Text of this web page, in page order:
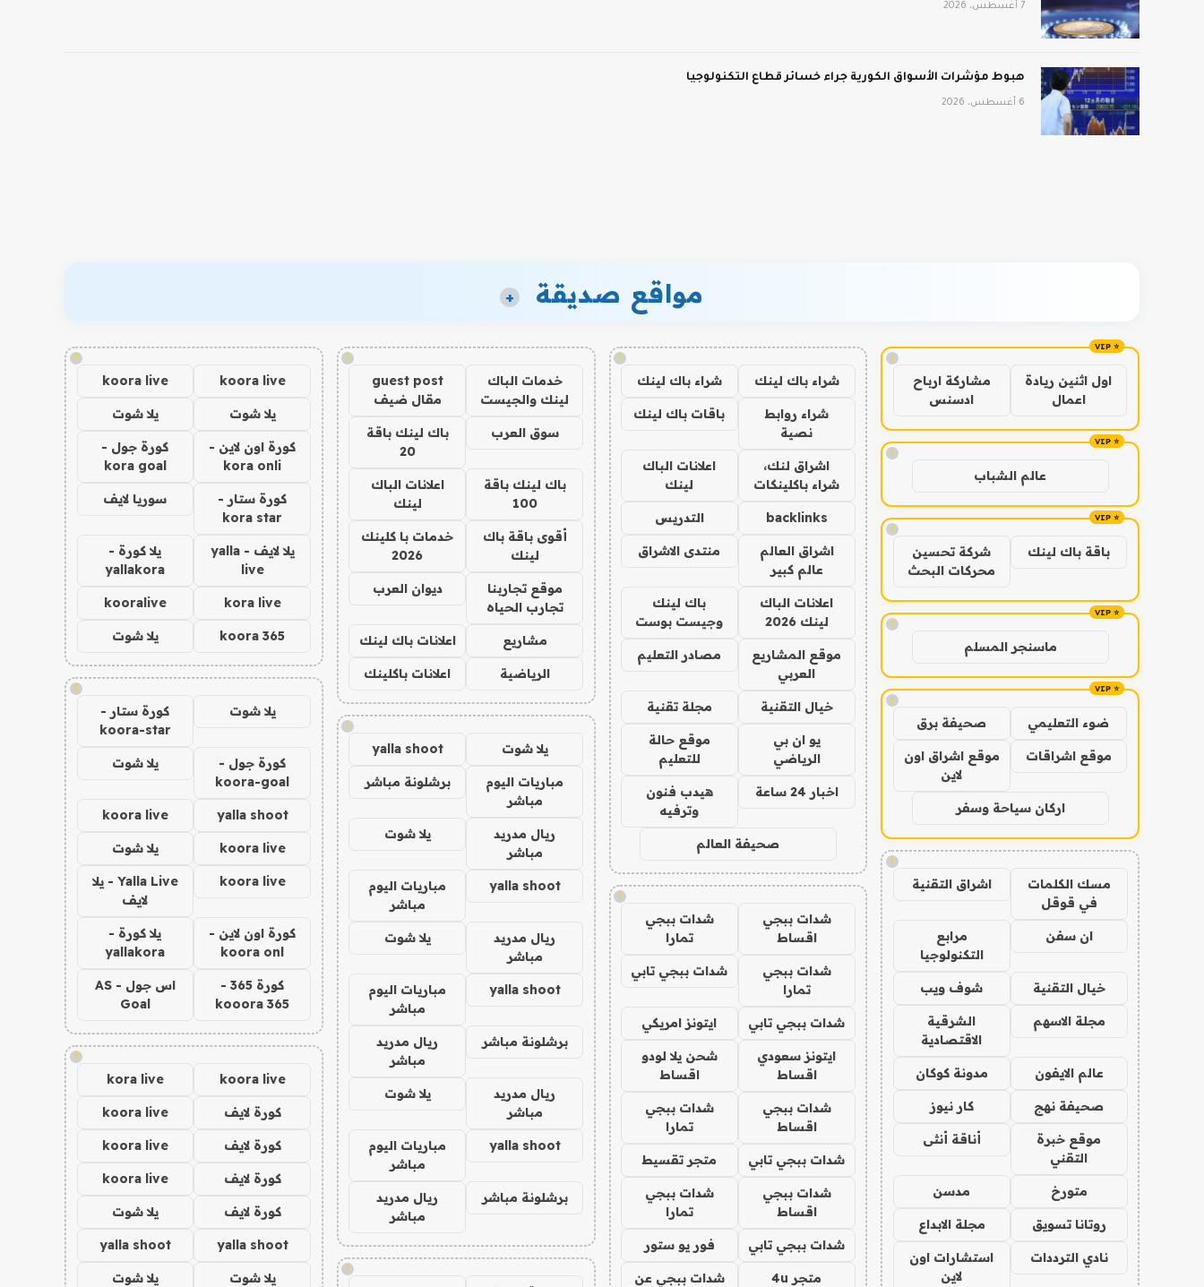
7 أغسطس، 2026
هبوط مؤشرات الأسواق الكورية جراء خسائر قطاع التكنولوجيا
6 أغسطس، 2026
مواقع صديقة +
!
اول اثنين ريادة
اعمال
مشاركة ارباح
ادسنس
!
عالم الشباب
!
باقة باك لينك
شركة تحسين
محركات البحث
!
ماسنجر المسلم
!
ضوء التعليمي صحيفة برق
موقع اشراقات
موقع اشراق اون
لاين
اركان سياحة وسفر
!
مسك الكلمات
في قوقل
اشراق التقنية
ان سفن
مرابع
التكنولوجيا
خيال التقنية شوف ويب
مجلة الاسهم
الشرقية
الاقتصادية
عالم الايفون مدونة كوكان
صحيفة نهج كار نيوز
موقع خبرة
التقني
أناقة أنثى
متورخ مدسن
روتانا تسويق مجلة الابداع
نادي الترددات
استشارات اون
لاين
!
شراء باك لينك شراء باك لينك
شراء روابط
نصية
باقات باك لينك
اشراق لنك،
شراء باكلينكات
اعلانات الباك
لينك
backlinks التدريس
اشراق العالم
عالم كبير
منتدى الاشراق
اعلانات الباك
لينك 2026
باك لينك
وجيست بوست
موقع المشاريع
العربي
مصادر التعليم
خيال التقنية مجلة تقنية
يو ان بي
الرياضي
موقع حالة
للتعليم
اخبار 24 ساعة
هيدب فنون
وترفيه
صحيفة العالم
!
شدات ببجي
اقساط
شدات ببجي
تمارا
شدات ببجي
تمارا
شدات ببجي تابي
شدات ببجي تابي ايتونز امريكي
ايتونز سعودي
اقساط
شحن يلا لودو
اقساط
شدات ببجي
اقساط
شدات ببجي
تمارا
شدات ببجي تابي متجر تقسيط
شدات ببجي
اقساط
شدات ببجي
تمارا
شدات ببجي تابي فور يو ستور
متجر 4u شدات ببجي عن
!
خدمات الباك
لينك والجيست
guest post
مقال ضيف
سوق العرب
باك لينك باقة
20
باك لينك باقة
100
اعلانات الباك
لينك
أقوى باقة باك
لينك
خدمات با كلينك
2026
موقع تجاربنا
تجارب الحياه
ديوان العرب
مشاريع اعلانات باك لينك
الرياضية اعلانات باكلينك
!
يلا شوت yalla shoot
مباريات اليوم
مباشر
برشلونة مباشر
ريال مدريد
مباشر
يلا شوت
yalla shoot
مباريات اليوم
مباشر
ريال مدريد
مباشر
يلا شوت
yalla shoot
مباريات اليوم
مباشر
برشلونة مباشر
ريال مدريد
مباشر
ريال مدريد
مباشر
يلا شوت
yalla shoot
مباريات اليوم
مباشر
برشلونة مباشر
ريال مدريد
مباشر
!
!
koora live
koora live
يلا شوت يلا شوت
كورة اون لاين -
kora onli
كورة جول -
kora goal
كورة ستار -
kora star
سوريا لايف
يلا لايف - yalla
live
يلا كورة -
yallakora
kora live
kooralive
koora 365 يلا شوت
!
يلا شوت
كورة ستار -
koora-star
كورة جول -
koora-goal
يلا شوت
yalla shoot
koora live
koora live يلا شوت
koora live
Yalla Live - يلا
لايف
كورة اون لاين -
koora onl
يلا كورة -
yallakora
كورة 365 -
kooora 365
اس جول - AS
Goal
!
koora live
kora live
كورة لايف koora live
كورة لايف koora live
كورة لايف koora live
كورة لايف يلا شوت
yalla shoot
yalla shoot
يلا شوت يلا شوت